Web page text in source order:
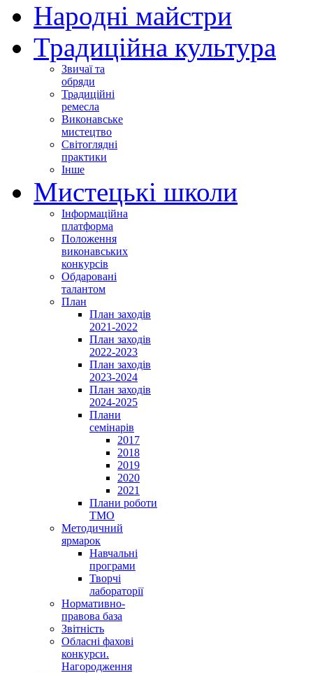
Народні майстри
Традиційна культура
Звичаї та
обряди
Традиційні
ремесла
Виконавське
мистецтво
Світоглядні
практики
Інше
Мистецькі школи
Інформаційна
платформа
Положення
виконавських
конкурсів
Обдаровані
талантом
План
План заходів
2021-2022
План заходів
2022-2023
План заходів
2023-2024
План заходів
2024-2025
Плани
семінарів
2017
2018
2019
2020
2021
Плани роботи
ТМО
Методичний
ярмарок
Навчальні
програми
Творчі
лабораторії
Нормативно-
правова база
Звітність
Обласні фахові
конкурси.
Нагородження